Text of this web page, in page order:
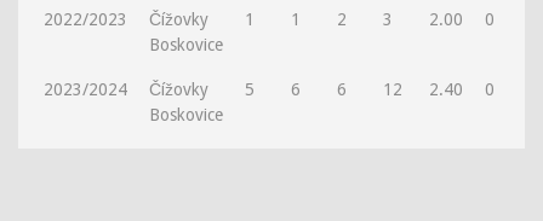
2022/2023
Čížovky
Boskovice
1 1 2 3 2.00 0
2023/2024
Čížovky
Boskovice
5 6 6 12 2.40 0